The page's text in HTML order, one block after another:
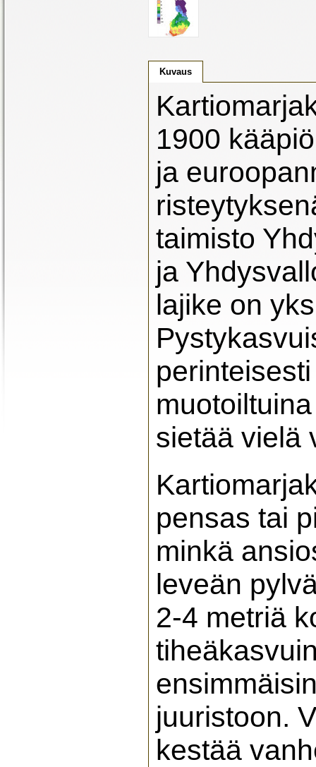
Kuvaus
1900
ja
taimisto
ja
lajike on
sietää vielä
pensas tai
minkä
leveän
2-4 metriä
juuristoon.
kestää